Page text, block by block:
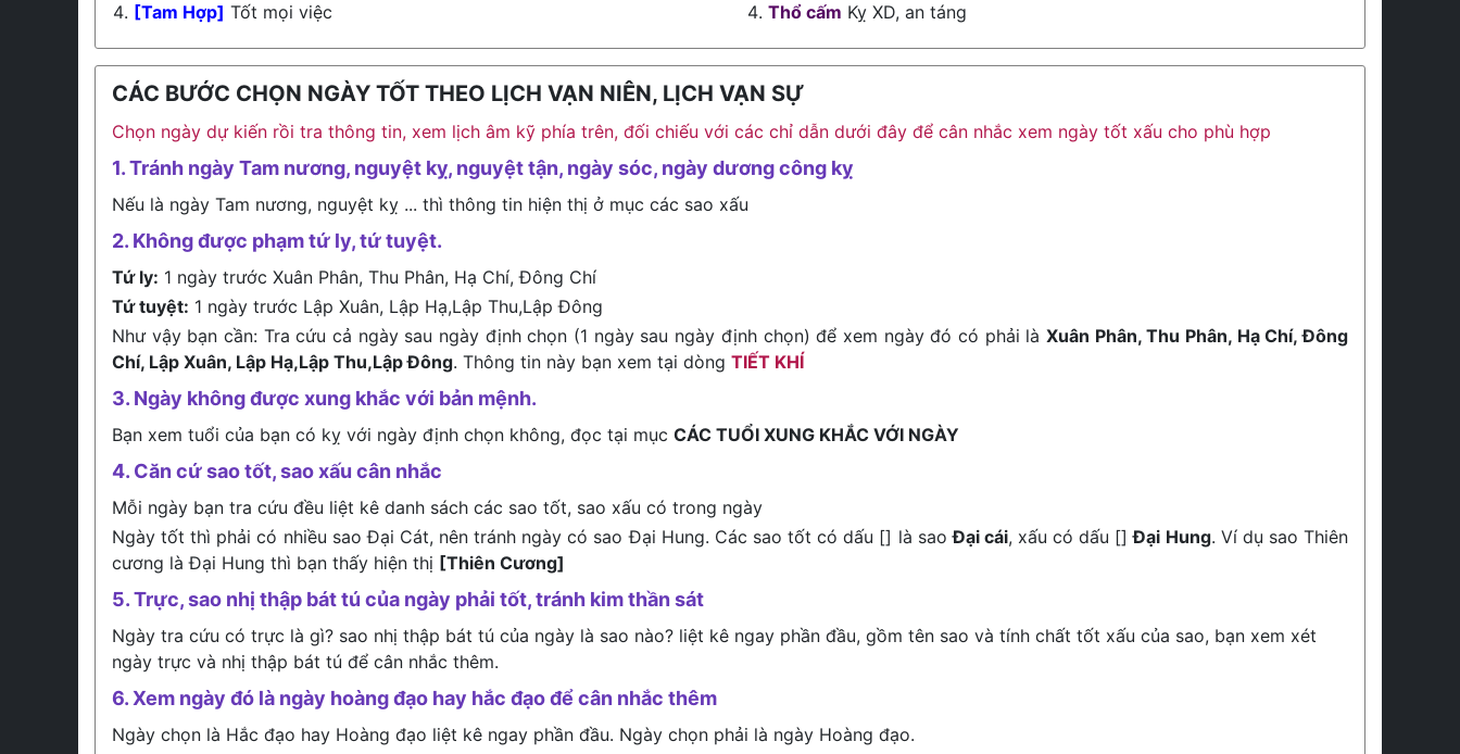
[Tam Hợp] Tốt mọi việc
Thổ cấm Kỵ XD, an táng
CÁC BƯỚC CHỌN NGÀY TỐT THEO LỊCH VẠN NIÊN, LỊCH VẠN SỰ
Chọn ngày dự kiến rồi tra thông tin, xem lịch âm kỹ phía trên, đối chiếu với các chỉ dẫn dưới đây để cân nhắc xem ngày tốt xấu cho phù hợp
1. Tránh ngày Tam nương, nguyệt kỵ, nguyệt tận, ngày sóc, ngày dương công kỵ
Nếu là ngày Tam nương, nguyệt kỵ ... thì thông tin hiện thị ở mục các sao xấu
2. Không được phạm tứ ly, tứ tuyệt.
Tứ ly: 1 ngày trước Xuân Phân, Thu Phân, Hạ Chí, Đông Chí
Tứ tuyệt: 1 ngày trước Lập Xuân, Lập Hạ,Lập Thu,Lập Đông
Như vậy bạn cần: Tra cứu cả ngày sau ngày định chọn (1 ngày sau ngày định chọn) để xem ngày đó có phải là Xuân Phân, Thu Phân, Hạ Chí, Đông
Chí, Lập Xuân, Lập Hạ,Lập Thu,Lập Đông. Thông tin này bạn xem tại dòng TIẾT KHÍ
3. Ngày không được xung khắc với bản mệnh.
Bạn xem tuổi của bạn có kỵ với ngày định chọn không, đọc tại mục CÁC TUỔI XUNG KHẮC VỚI NGÀY
4. Căn cứ sao tốt, sao xấu cân nhắc
Mỗi ngày bạn tra cứu đều liệt kê danh sách các sao tốt, sao xấu có trong ngày
Ngày tốt thì phải có nhiều sao Đại Cát, nên tránh ngày có sao Đại Hung. Các sao tốt có dấu [] là saoĐại cái, xấu có dấu []Đại Hung. Ví dụ sao Thiên
cương là Đại Hung thì bạn thấy hiện thị [Thiên Cương]
5. Trực, sao nhị thập bát tú của ngày phải tốt, tránh kim thần sát
Ngày tra cứu có trực là gì? sao nhị thập bát tú của ngày là sao nào? liệt kê ngay phần đầu, gồm tên sao và tính chất tốt xấu của sao, bạn xem xét
ngày trực và nhị thập bát tú để cân nhắc thêm.
6. Xem ngày đó là ngày hoàng đạo hay hắc đạo để cân nhắc thêm
Ngày chọn là Hắc đạo hay Hoàng đạo liệt kê ngay phần đầu. Ngày chọn phải là ngày Hoàng đạo.